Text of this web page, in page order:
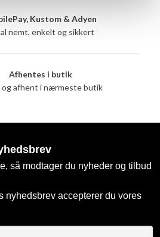
Kustom & Adyen
nemt, enkelt og sikkert
Afhentes i butik
og afhent i nærmeste butik
så modtager du nyheder og tilbud
nyhedsbrev accepterer du vores